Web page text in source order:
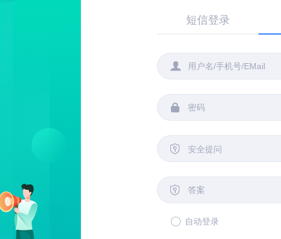
短信登录


 安全提问

自动登录